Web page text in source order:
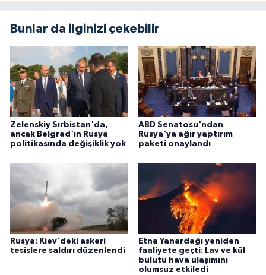
Bunlar da ilginizi çekebilir
Zelenskiy Sırbistan'da,
ancak Belgrad'ın Rusya
politikasında değişiklik yok
ABD Senatosu'ndan
Rusya'ya ağır yaptırım
paketi onaylandı
Rusya: Kiev'deki askeri
tesislere saldırı düzenlendi
Etna Yanardağı yeniden
faaliyete geçti: Lav ve kül
bulutu hava ulaşımını
olumsuz etkiledi